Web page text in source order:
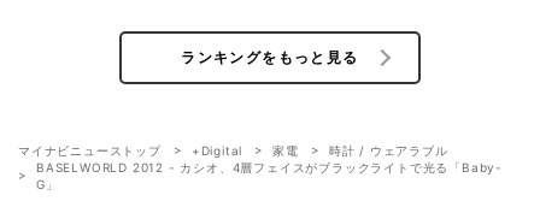
ランキングをもっと見る
マイナビニューストップ +Digital 家電
時計 / ウェアラブル
BASELWORLD 2012 - カシオ、4層フェイスがブラックライトで光る「Baby-
G」